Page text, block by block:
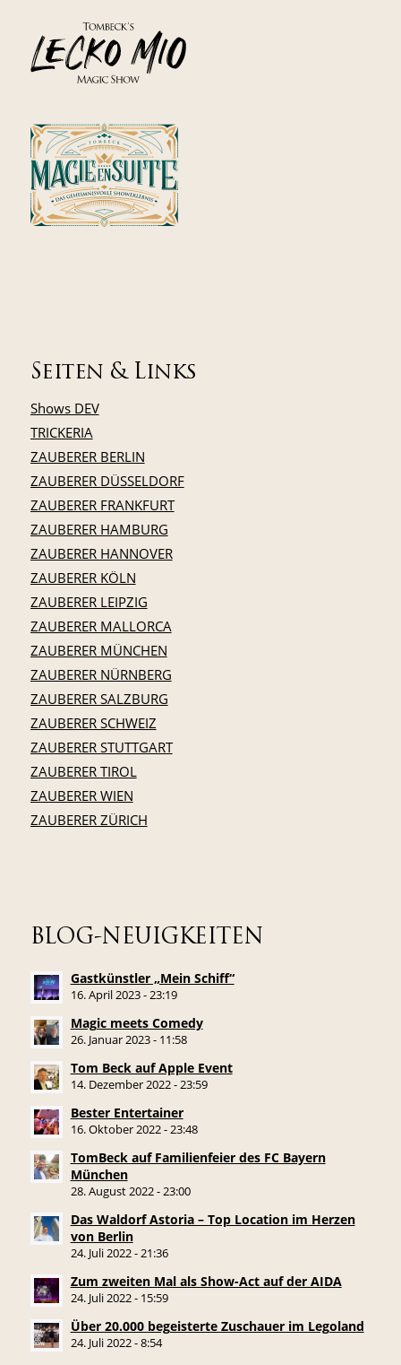
Seiten & Links
Shows DEV
TRICKERIA
ZAUBERER BERLIN
ZAUBERER DÜSSELDORF
ZAUBERER FRANKFURT
ZAUBERER HAMBURG
ZAUBERER HANNOVER
ZAUBERER KÖLN
ZAUBERER LEIPZIG
ZAUBERER MALLORCA
ZAUBERER MÜNCHEN
ZAUBERER NÜRNBERG
ZAUBERER SALZBURG
ZAUBERER SCHWEIZ
ZAUBERER STUTTGART
ZAUBERER TIROL
ZAUBERER WIEN
ZAUBERER ZÜRICH
BLOG-NEUIGKEITEN
Gastkünstler „Mein Schiff“
16. April 2023 - 23:19
Magic meets Comedy
26. Januar 2023 - 11:58
Tom Beck auf Apple Event
14. Dezember 2022 - 23:59
Bester Entertainer
16. Oktober 2022 - 23:48
TomBeck auf Familienfeier des FC Bayern
München
28. August 2022 - 23:00
Das Waldorf Astoria – Top Location im Herzen
von Berlin
24. Juli 2022 - 21:36
Zum zweiten Mal als Show-Act auf der AIDA
24. Juli 2022 - 15:59
Über 20.000 begeisterte Zuschauer im Legoland
24. Juli 2022 - 8:54